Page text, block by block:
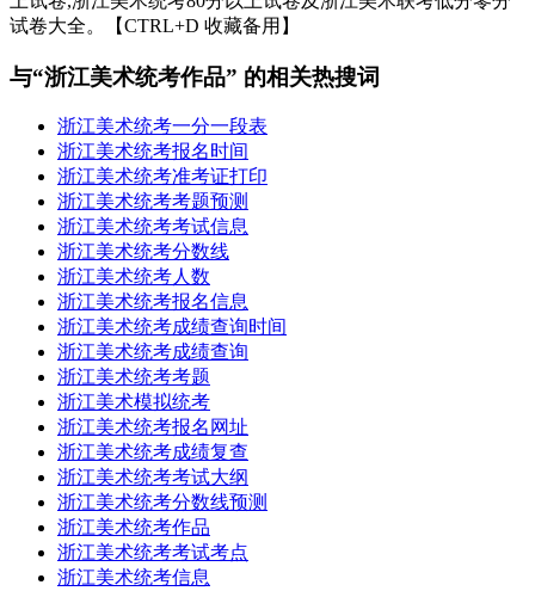
试卷大全。【CTRL+D 收藏备用】
与“浙江美术统考作品” 的相关热搜词
浙江美术统考一分一段表
浙江美术统考报名时间
浙江美术统考准考证打印
浙江美术统考考题预测
浙江美术统考考试信息
浙江美术统考分数线
浙江美术统考人数
浙江美术统考报名信息
浙江美术统考成绩查询时间
浙江美术统考成绩查询
浙江美术统考考题
浙江美术模拟统考
浙江美术统考报名网址
浙江美术统考成绩复查
浙江美术统考考试大纲
浙江美术统考分数线预测
浙江美术统考作品
浙江美术统考考试考点
浙江美术统考信息